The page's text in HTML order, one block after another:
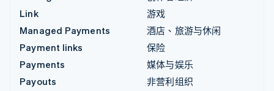
Link
Managed Payments
Payment links
Payments
Payouts
游戏
酒店、旅游与休闲
保险
媒体与娱乐
非营利组织